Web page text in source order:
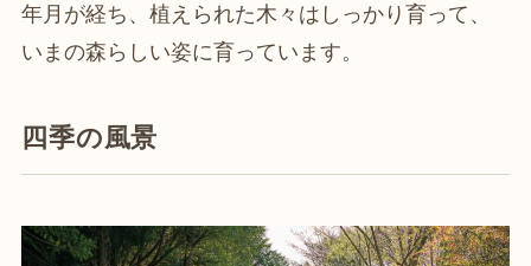
年月が経ち、植えられた木々はしっかり育って、
いまの森らしい姿に育っています。
四季の風景